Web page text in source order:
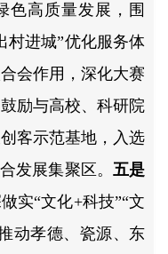
色高质量发展，围
村进城”优化服务体
会作用，深化大赛
励与高校、科研院
客示范基地，入选
发展集聚区。 五是
实“文化+科技”“文
动孝德、瓷源、东